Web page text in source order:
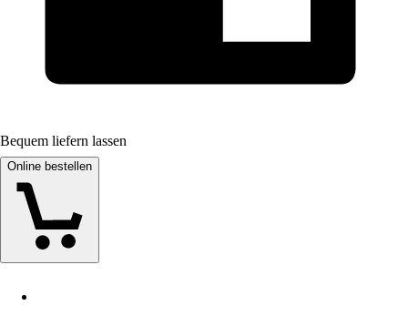
Bequem liefern lassen
Online bestellen